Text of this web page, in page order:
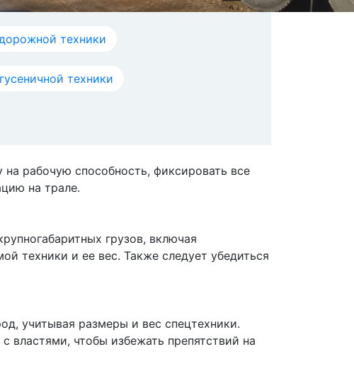
техники
техники
рабочую способность, фиксировать все
на трале.
грузов, включая
техники и ее вес. Также следует убедиться
учитывая размеры и вес спецтехники.
властями, чтобы избежать препятствий на